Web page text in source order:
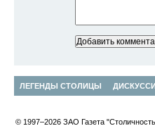
ЛЕГЕНДЫ СТОЛИЦЫ
© 1997–2026 ЗАО Газета